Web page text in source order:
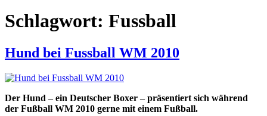
Schlagwort: Fussball
Hund bei Fussball WM 2010
Der Hund – ein Deutscher Boxer – präsentiert sich während
der Fußball WM 2010 gerne mit einem Fußball.